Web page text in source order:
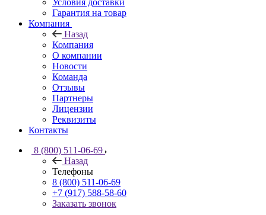
Условия доставки
Гарантия на товар
Компания
Назад
Компания
О компании
Новости
Команда
Отзывы
Партнеры
Лицензии
Реквизиты
Контакты
8 (800) 511-06-69
Назад
Телефоны
8 (800) 511-06-69
+7 (917) 588-58-60
Заказать звонок